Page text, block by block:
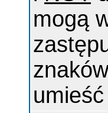
mogą